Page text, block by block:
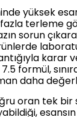
yüksek
terleme
sorun
karar
formül,
daha
oran tek bir